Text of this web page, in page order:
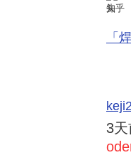
知乎
「
3